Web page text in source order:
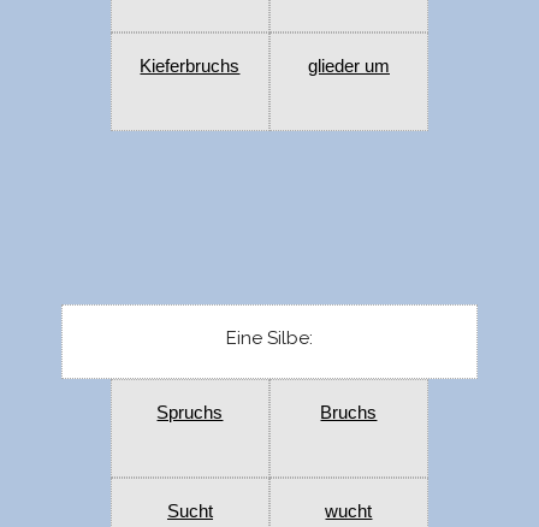
Kieferbruchs glieder um
Eine Silbe:
Spruchs Bruchs
Sucht wucht